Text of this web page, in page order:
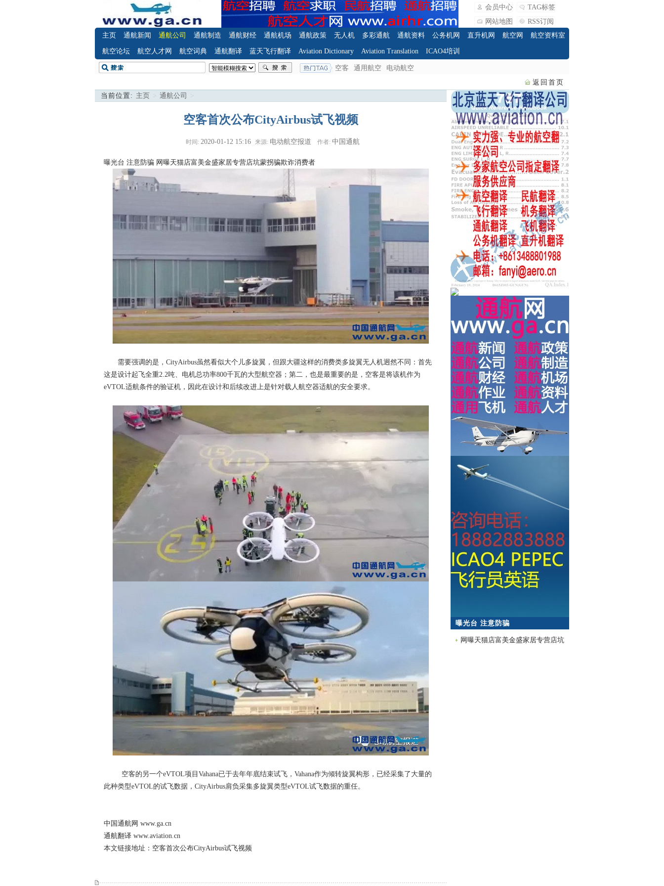
会员中心
TAG标签
网站地图
RSS订阅
主页
通航新闻 通航公司 通航制造 通航财经 通航机场 通航政策 无人机 多彩通航 通航资料 公务机网 直升机网 航空网 航空资料室
航空论坛 航空人才网 航空词典 通航翻译 蓝天飞行翻译 Aviation Dictionary Aviation Translation ICAO4培训
空客 通用航空
电动航空
返回首页
当前位置: 主页 > 通航公司 >
空客首次公布CityAirbus试飞视频
时间: 2020-01-12 15:16 来源: 电动航空报道 作者: 中国通航
曝光台 注意防骗 网曝天猫店富美金盛家居专营店坑蒙拐骗欺诈消费者
需要强调的是，CityAirbus虽然看似大个儿多旋翼，但跟大疆这样的消费类多旋翼无人机迥然不同：首先
这是设计起飞全重2.2吨、电机总功率800千瓦的大型航空器；第二，也是最重要的是，空客是将该机作为
eVTOL适航条件的验证机，因此在设计和后续改进上是针对载人航空器适航的安全要求。
空客的另一个eVTOL项目Vahana已于去年年底结束试飞，Vahana作为倾转旋翼构形，已经采集了大量的
此种类型eVTOL的试飞数据，CityAirbus肩负采集多旋翼类型eVTOL试飞数据的重任。
中国通航网 www.ga.cn
通航翻译 www.aviation.cn
本文链接地址： 空客首次公布CityAirbus试飞视频
曝光台 注意防骗
网曝天猫店富美金盛家居专营店坑